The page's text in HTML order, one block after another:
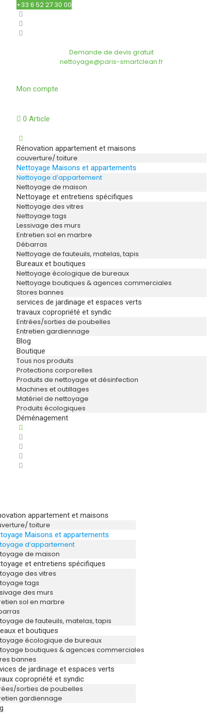
+33 6 52 27 30 00
Demande de devis gratuit
nettoyage@paris-smartclean.fr
Mon compte
0 Article
Rénovation appartement et maisons
couverture/ toiture
Nettoyage Maisons et appartements
Nettoyage d’appartement
Nettoyage de maison
Nettoyage et entretiens spécifiques
Nettoyage des vitres
Nettoyage tags
Lessivage des murs
Entretien sol en marbre
Débarras
Nettoyage de fauteuils, matelas, tapis
Bureaux et boutiques
Nettoyage écologique de bureaux
Nettoyage boutiques & agences commerciales
Stores bannes
services de jardinage et espaces verts
travaux copropriété et syndic
Entrées/sorties de poubelles
Entretien gardiennage
Blog
Boutique
Tous nos produits
Protections corporelles
Produits de nettoyage et désinfection
Machines et outillages
Matériel de nettoyage
Produits écologiques
Déménagement
appartement et maisons
toiture
Maisons et appartements
d’appartement
de maison
et entretiens spécifiques
des vitres
tags
des murs
sol en marbre
de fauteuils, matelas, tapis
et boutiques
écologique de bureaux
boutiques & agences commerciales
bannes
de jardinage et espaces verts
copropriété et syndic
sorties de poubelles
gardiennage